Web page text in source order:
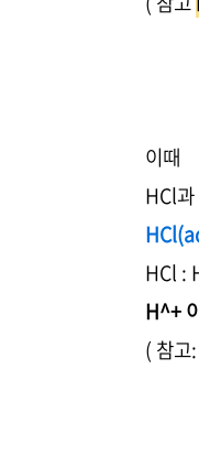
이때
HCl
HCl :
H^+
( 참고